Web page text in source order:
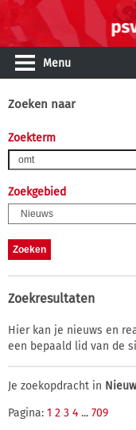
Menu
Zoeken naar
Zoekterm
Zoekgebied
Zoekresultaten
Hier kan je nieuws en
een bepaald lid van de
Je zoekopdracht in
Pagina: 1 2 3 4 ... 709